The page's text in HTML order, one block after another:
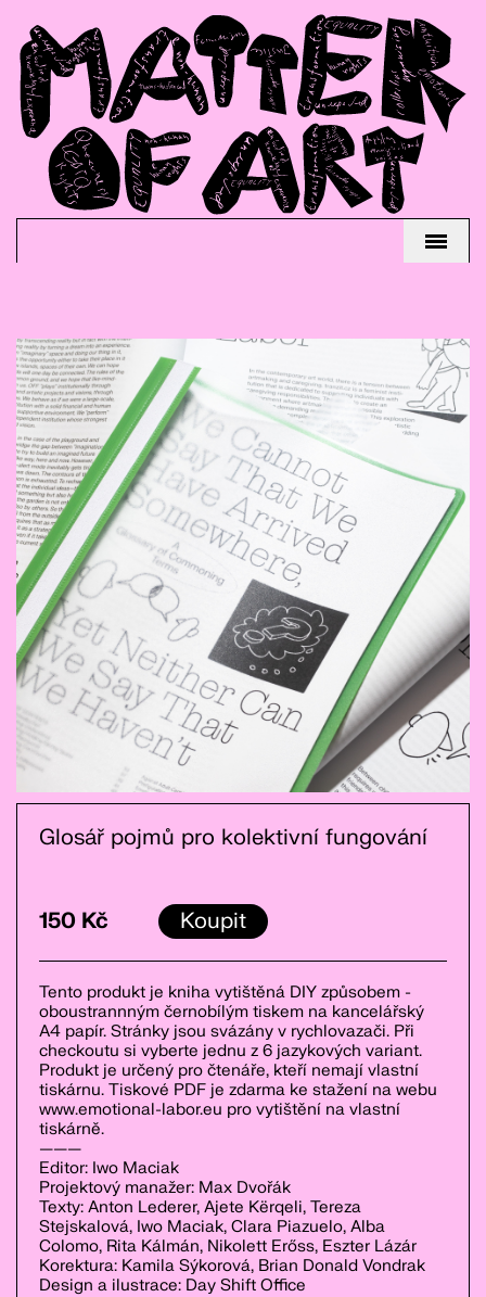
Glosář pojmů pro kolektivní fungování
150 Kč Koupit
Tento produkt je kniha vytištěná DIY způsobem -
oboustrannným černobílým tiskem na kancelářský
A4 papír. Stránky jsou svázány v rychlovazači. Při
checkoutu si vyberte jednu z 6 jazykových variant.
Produkt je určený pro čtenáře, kteří nemají vlastní
tiskárnu. Tiskové PDF je zdarma ke stažení na webu
www.emotional-labor.eu pro vytištění na vlastní
tiskárně.
———
Editor: Iwo Maciak
Projektový manažer: Max Dvořák
Texty: Anton Lederer, Ajete Kërqeli, Tereza
Stejskalová, Iwo Maciak, Clara Piazuelo, Alba
Colomo, Rita Kálmán, Nikolett Erőss, Eszter Lázár
Korektura: Kamila Sýkorová, Brian Donald Vondrak
Design a ilustrace: Day Shift Office